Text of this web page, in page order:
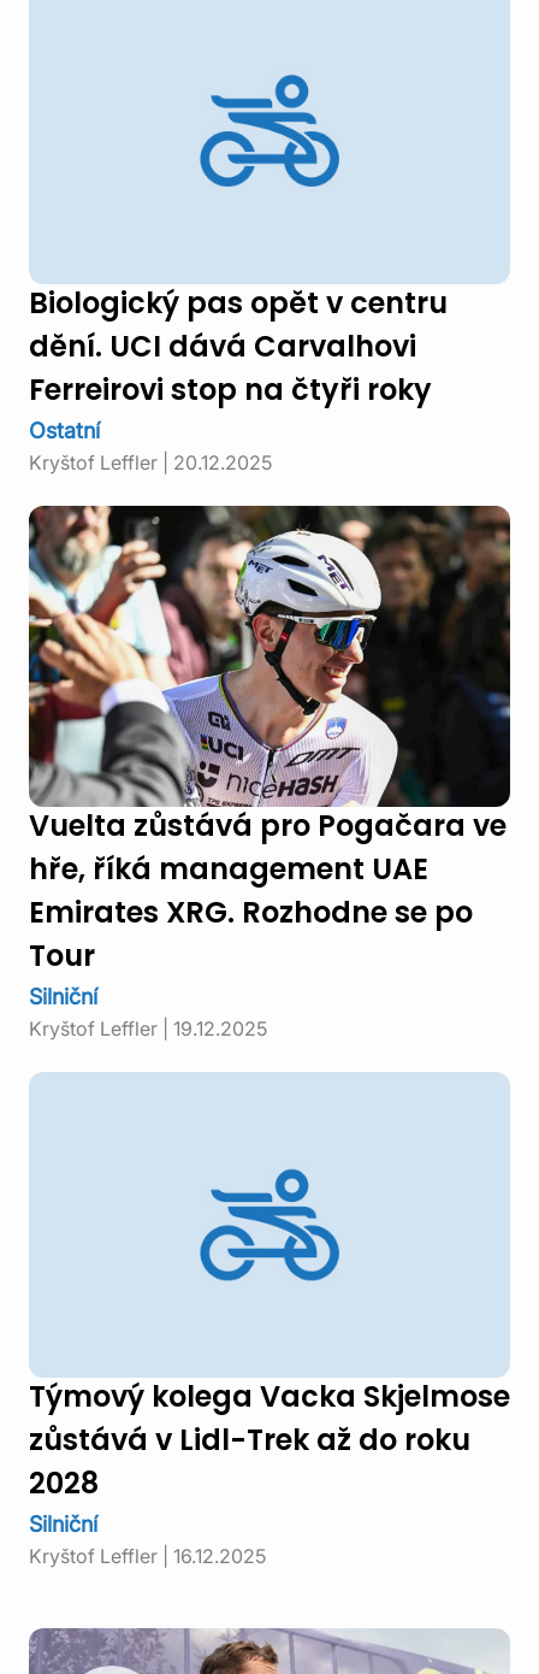
Biologický pas opět v centru
dění. UCI dává Carvalhovi
Ferreirovi stop na čtyři roky
Ostatní
Kryštof Leffler 20.12.2025
Vuelta zůstává pro Pogačara ve
hře, říká management UAE
Emirates XRG. Rozhodne se po
Tour
Silniční
Kryštof Leffler 19.12.2025
Týmový kolega Vacka Skjelmose
zůstává v Lidl-Trek až do roku
2028
Silniční
Kryštof Leffler 16.12.2025